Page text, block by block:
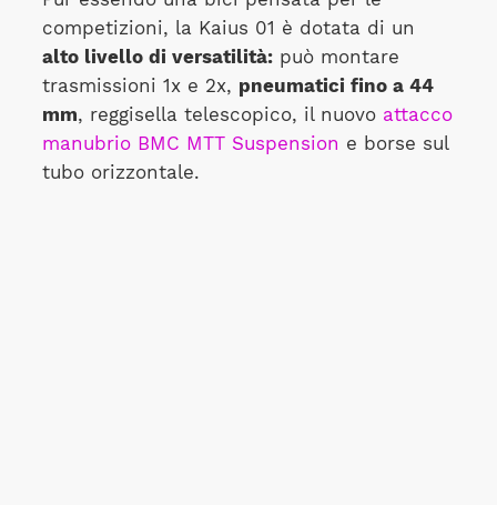
competizioni, la Kaius 01 è dotata di un
alto livello di versatilità:può montare
trasmissioni 1x e 2x, pneumatici fino a 44
mm, reggisella telescopico, il nuovo attacco
manubrio BMC MTT Suspension e borse sul
tubo orizzontale.